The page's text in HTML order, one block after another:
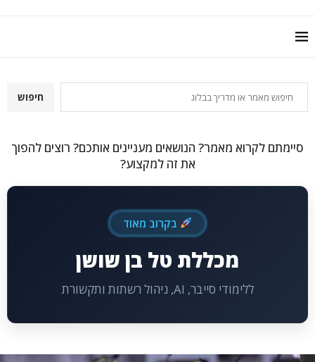
חיפוש
סיימתם לקרוא מאמר? הנושאים מעניינים אותכם? רוצים להפוך
את זה למקצוע?
בקרוב מאוד
מכללת טל בן שושן
ללימודי סייבר, AI, ניהול רשתות ותקשורת